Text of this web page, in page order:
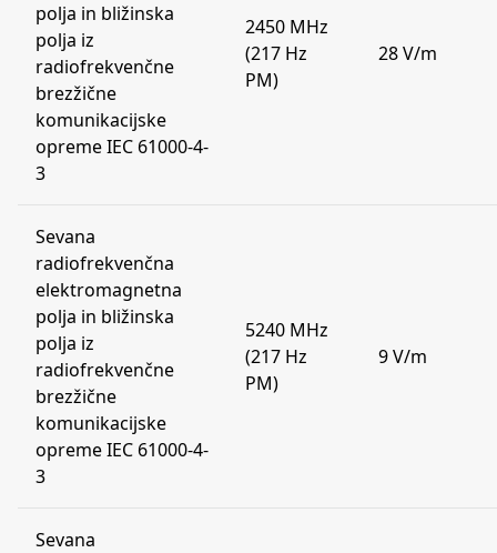
polja in bližinska
polja iz
radiofrekvenčne
brezžične
komunikacijske
opreme IEC 61000-4-
3
2450 MHz
(217 Hz
PM)
28 V/m
Sevana
radiofrekvenčna
elektromagnetna
polja in bližinska
polja iz
radiofrekvenčne
brezžične
komunikacijske
opreme IEC 61000-4-
3
5240 MHz
(217 Hz
PM)
9 V/m
Sevana